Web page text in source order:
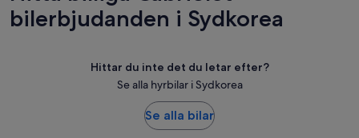
bilerbjudanden i Sydkorea
Hittar du inte det du letar efter?
Se alla hyrbilar i Sydkorea
Se alla bilar